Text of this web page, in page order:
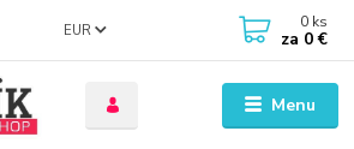
Menu
EUR 0 ks
za 0 €